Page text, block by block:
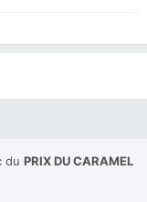
du PRIX DU CARAMEL